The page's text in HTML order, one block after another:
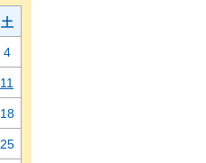
土
4
11
18
25